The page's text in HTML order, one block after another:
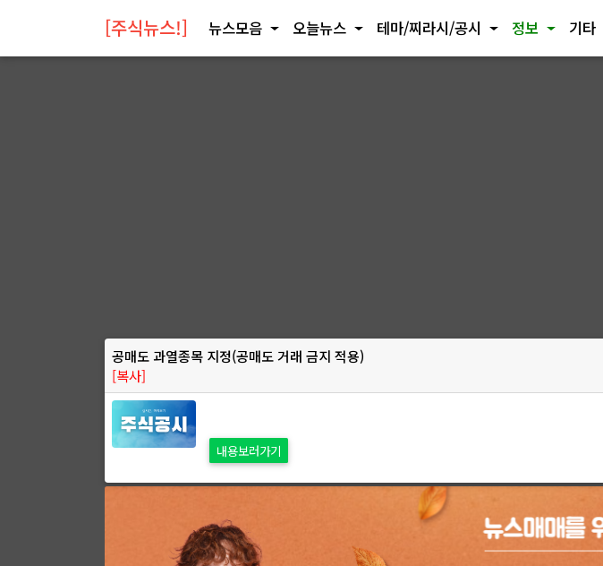
[주식뉴스!] 뉴스모음 오늘뉴스 테마/찌라시/공시 정보 기타
공매도 과열종목 지정(공매도 거래 금지 적용)
[복사]
내용보러가기